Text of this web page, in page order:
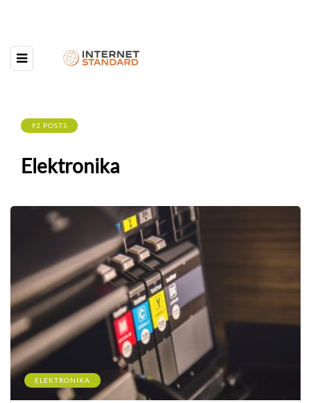
92 POSTS
Elektronika
ELEKTRONIKA